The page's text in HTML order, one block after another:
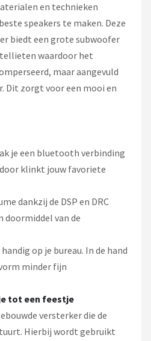
en technieken
speakers te maken. Deze
biedt een grote subwoofer
waardoor het
maar aangevuld
Dit zorgt voor een mooi en
je een bluetooth verbinding
klinkt jouw favoriete
dankzij de DSP en DRC
doormiddel van de
op je bureau. In de hand
minder fijn
tot een feestje
versterker die de
Hierbij wordt gebruikt